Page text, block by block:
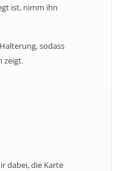
ist, nimm ihn
sodass
zeigt.
dabei, die Karte